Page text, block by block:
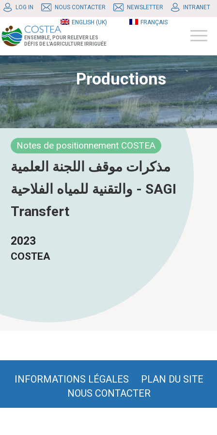
LOG IN NOUS CONTACTER NEWSLETTER INTRANET
ENGLISH (UK) FRANÇAIS
ENSEMBLE, POUR RELEVER LES
DÉFIS DE L'AGRICULTURE IRRIGUÉE
Productions
Notes de positionnement COSTEA
مذكرات موقف اللجنة العلمية
والتقنية للمياه الفلاحية - SAGI
Transfert
2023
COSTEA
INFORMATIONS LÉGALES
PLAN DU SITE
NOUS CONTACTER